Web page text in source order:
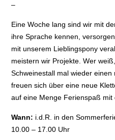
–
Eine Woche lang sind wir mit
ihre Sprache kennen,
mit unserem Lieblingspony
meistern wir Projekte. Wer
Schweinestall mal wieder
freuen sich über eine neue
auf eine Menge Ferienspaß mit
Wann: i.d.R. in den
10.00 – 17.00 Uhr